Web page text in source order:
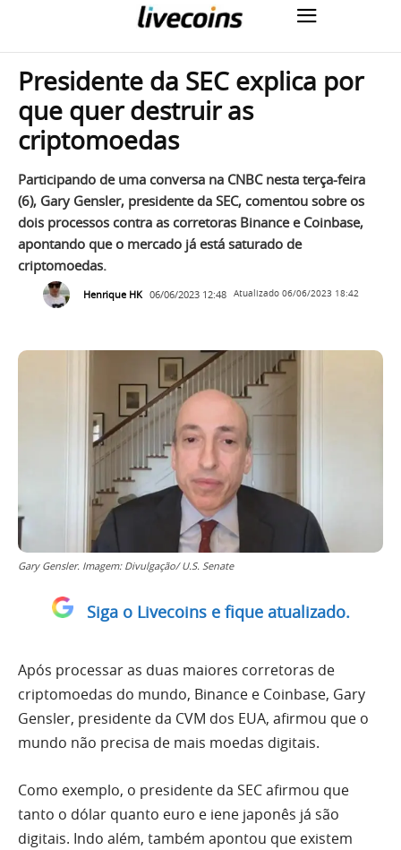
Presidente da SEC explica por
que quer destruir as
criptomoedas
Participando de uma conversa na CNBC nesta terça-feira
(6), Gary Gensler, presidente da SEC, comentou sobre os
dois processos contra as corretoras Binance e Coinbase,
apontando que o mercado já está saturado de
criptomoedas.
Henrique HK 06/06/2023 12:48 Atualizado 06/06/2023 18:42
Gary Gensler. Imagem: Divulgação/ U.S. Senate
Siga o Livecoins e fique atualizado.
Após processar as duas maiores corretoras de
criptomoedas do mundo, Binance e Coinbase, Gary
Gensler, presidente da CVM dos EUA, afirmou que o
mundo não precisa de mais moedas digitais.
Como exemplo, o presidente da SEC afirmou que
tanto o dólar quanto euro e iene japonês já são
digitais. Indo além, também apontou que existem